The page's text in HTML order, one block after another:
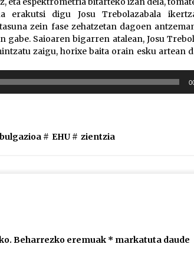
erakutsi digu Josu Trebolazabala
zein fase zehatzetan dagoen
Saioaren bigarren atalean, Josu
zaigu, horixe baita orain esku artean
# EHU # zientzia
Beharrezko eremuak * markatuta daude